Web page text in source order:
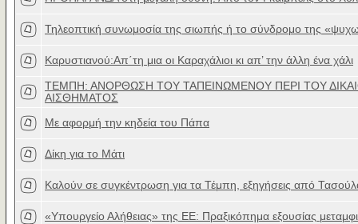
Τηλεοπτική συνωμοσία της σιωπής ή το σύνδρομο της
Καρυστιανού:Απ΄τη μια οι Καραχάλιοι κι απ’ την άλλη ένα χάλι
ΤΕΜΠΗ: ΑΝΟΡΘΩΣΗ ΤΟΥ ΤΑΠΕΙΝΩΜΕΝΟΥ ΠΕΡΙ ΤΟΥ
ΑΙΣΘΗΜΑΤΟΣ
Με αφορμή την κηδεία του Πάπα
Δίκη για το Μάτι
Καλούν σε συγκέντρωση για τα Τέμπη, εξηγήσεις από
«Υπουργείο Αλήθειας» της ΕΕ: Πραξικόπημα εξουσίας